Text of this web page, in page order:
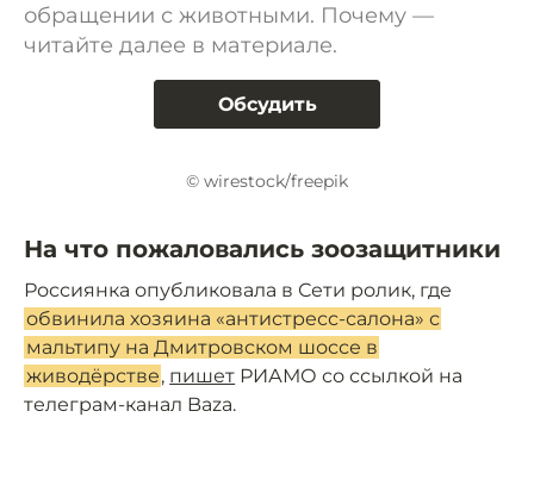
обращении с животными. Почему —
читайте далее в материале.
Обсудить
© wirestock/freepik
На что пожаловались зоозащитники
Россиянка опубликовала в Сети ролик, где
обвинила хозяина «антистресс-салона» с
мальтипу на Дмитровском шоссе в
живодёрстве, пишет РИАМО со ссылкой на
телеграм-канал Baza.